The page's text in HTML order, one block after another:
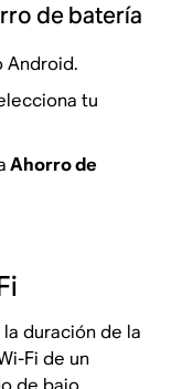
de batería
Android.
tu
Ahorro de
duración de la
Fi de un